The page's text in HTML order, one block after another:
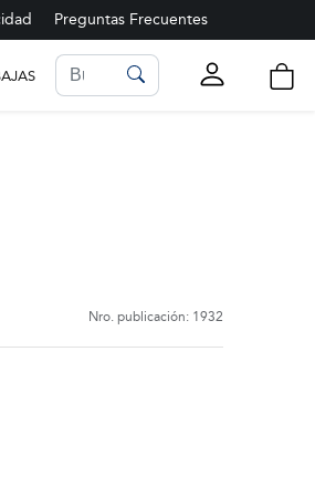
Preguntas Frecuentes
Nro. publicación: 1932